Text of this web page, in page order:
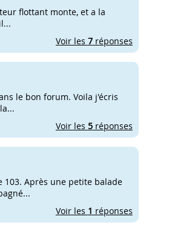
flottant monte, et a la
Voir les 7réponses
le bon forum. Voila j'écris
Voir les 5réponses
103. Après une petite balade
Voir les 1 réponses